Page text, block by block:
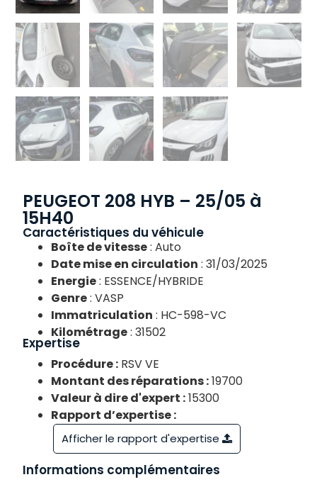
PEUGEOT 208 HYB – 25/05 à
15H40
Caractéristiques du véhicule
Boîte de vitesse: Auto
Date mise en circulation : 31/03/2025
Energie: ESSENCE/HYBRIDE
Genre: VASP
Immatriculation : HC-598-VC
Kilométrage: 31502
Expertise
Procédure : RSV VE
Montant des réparations :19700
Valeur à dire d'expert :15300
Rapport d’expertise :
Afficher le rapport d'expertise
Informations complémentaires